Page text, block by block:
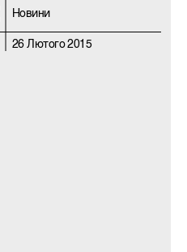
Новини
26 Лютого 2015